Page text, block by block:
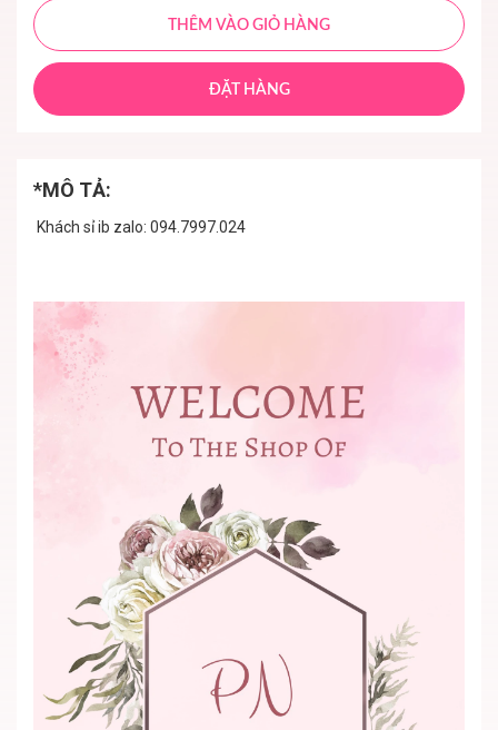
THÊM VÀO GIỎ HÀNG
ĐẶT HÀNG
*MÔ TẢ:
Khách sỉ ib zalo: 094.7997.024